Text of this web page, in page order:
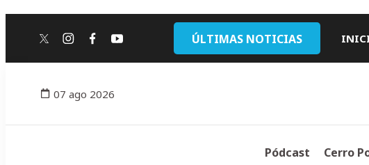
twitterinstagram
facebook
youtube ÚLTIMAS NOTICIAS
07 ago 2026
Pódcast Cerro